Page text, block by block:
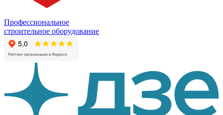
Профессиональное
строительное оборудование